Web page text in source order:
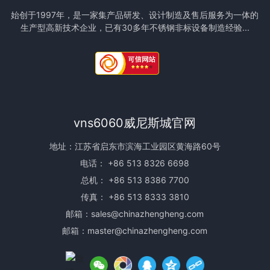
始创于1997年，是一家集产品研发、设计制造及售后服务为一体的
生产型高新技术企业，已有30多年不锈钢非标设备制造经验...
vns6060威尼斯城官网
地址：江苏省启东市滨海工业园区黄海路60号
电话： +86 513 8326 6698
总机： +86 513 8386 7700
传真： +86 513 8333 3810
邮箱： sales@chinazhengheng.com
邮箱： master@chinazhengheng.com